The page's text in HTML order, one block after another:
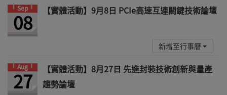
Sep
08 【實體活動】9月8日 PCIe高速互連關鍵技術論壇
新增至行事曆
Aug
27
【實體活動】8月27日 先進封裝技術創新與量產
趨勢論壇